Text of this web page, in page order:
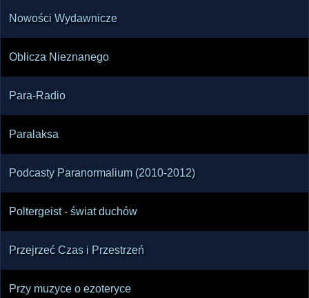
Nowości Wydawnicze
Oblicza Nieznanego
Para-Radio
Paralaksa
Podcasty Paranormalium (2010-2012)
Poltergeist - świat duchów
Przejrzeć Czas i Przestrzeń
Przy muzyce o ezoteryce